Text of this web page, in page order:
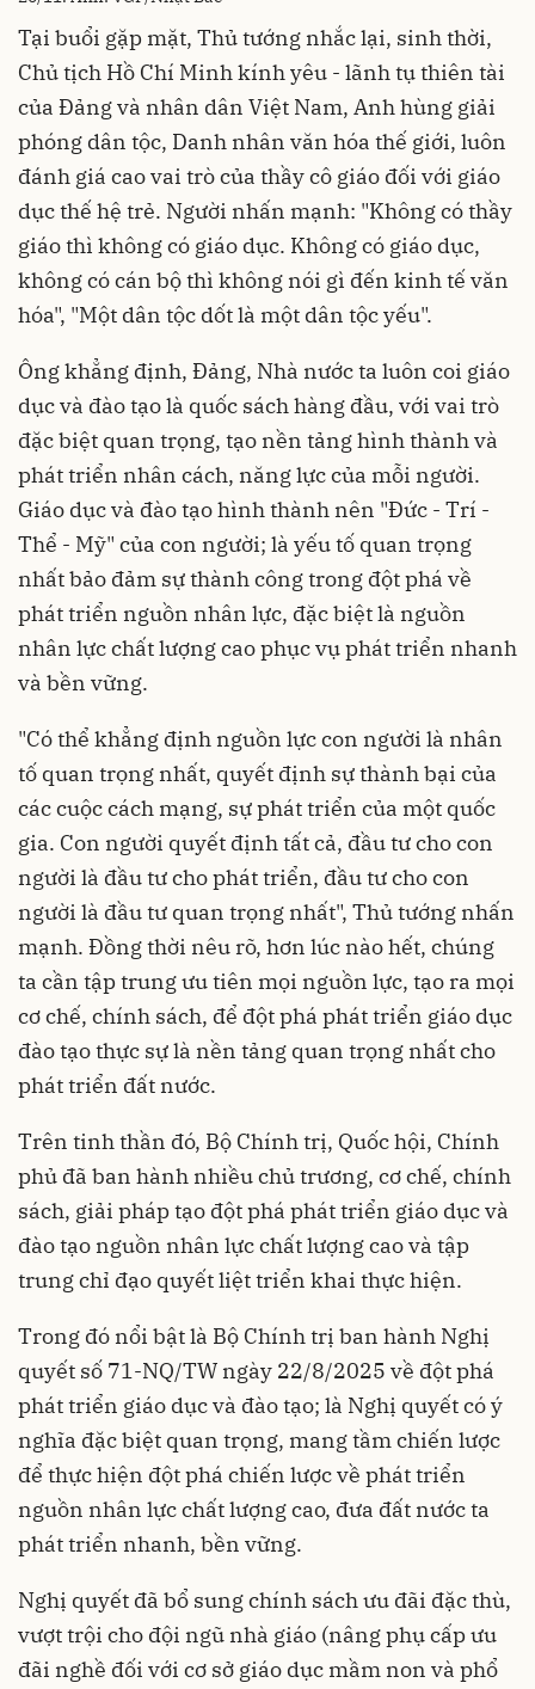
Tại buổi gặp mặt, Thủ tướng nhắc lại, sinh thời,
Chủ tịch Hồ Chí Minh kính yêu - lãnh tụ thiên tài
của Đảng và nhân dân Việt Nam, Anh hùng giải
phóng dân tộc, Danh nhân văn hóa thế giới, luôn
đánh giá cao vai trò của thầy cô giáo đối với giáo
dục thế hệ trẻ. Người nhấn mạnh: "Không có thầy
giáo thì không có giáo dục. Không có giáo dục,
không có cán bộ thì không nói gì đến kinh tế văn
hóa", "Một dân tộc dốt là một dân tộc yếu".
Ông khẳng định, Đảng, Nhà nước ta luôn coi giáo
dục và đào tạo là quốc sách hàng đầu, với vai trò
đặc biệt quan trọng, tạo nền tảng hình thành và
phát triển nhân cách, năng lực của mỗi người.
Giáo dục và đào tạo hình thành nên "Đức - Trí -
Thể - Mỹ" của con người; là yếu tố quan trọng
nhất bảo đảm sự thành công trong đột phá về
phát triển nguồn nhân lực, đặc biệt là nguồn
nhân lực chất lượng cao phục vụ phát triển nhanh
và bền vững.
"Có thể khẳng định nguồn lực con người là nhân
tố quan trọng nhất, quyết định sự thành bại của
các cuộc cách mạng, sự phát triển của một quốc
gia. Con người quyết định tất cả, đầu tư cho con
người là đầu tư cho phát triển, đầu tư cho con
người là đầu tư quan trọng nhất", Thủ tướng nhấn
mạnh. Đồng thời nêu rõ, hơn lúc nào hết, chúng
ta cần tập trung ưu tiên mọi nguồn lực, tạo ra mọi
cơ chế, chính sách, để đột phá phát triển giáo dục
đào tạo thực sự là nền tảng quan trọng nhất cho
phát triển đất nước.
Trên tinh thần đó, Bộ Chính trị, Quốc hội, Chính
phủ đã ban hành nhiều chủ trương, cơ chế, chính
sách, giải pháp tạo đột phá phát triển giáo dục và
đào tạo nguồn nhân lực chất lượng cao và tập
trung chỉ đạo quyết liệt triển khai thực hiện.
Trong đó nổi bật là Bộ Chính trị ban hành Nghị
quyết số 71-NQ/TW ngày 22/8/2025 về đột phá
phát triển giáo dục và đào tạo; là Nghị quyết có ý
nghĩa đặc biệt quan trọng, mang tầm chiến lược
để thực hiện đột phá chiến lược về phát triển
nguồn nhân lực chất lượng cao, đưa đất nước ta
phát triển nhanh, bền vững.
Nghị quyết đã bổ sung chính sách ưu đãi đặc thù,
vượt trội cho đội ngũ nhà giáo (nâng phụ cấp ưu
đãi nghề đối với cơ sở giáo dục mầm non và phổ